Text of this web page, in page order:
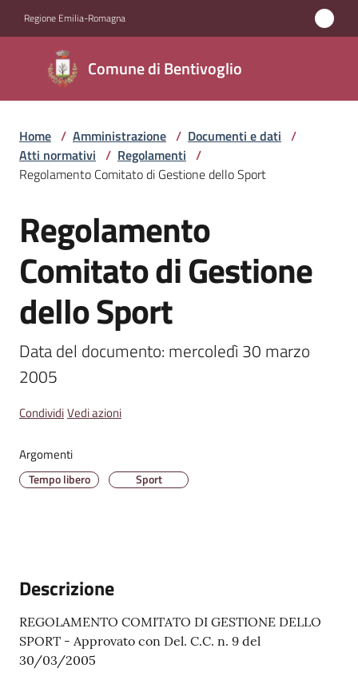
Regione Emilia-Romagna
Comune di Bentivoglio
Comune di
Bentivoglio
Amministrazione
Menu selezionato
Servizi
Vivere
Bentivoglio
Trasparente
A
l
t
o
r
i
o
Home / Amministrazione / Documenti e dati /
Atti normativi / Regolamenti /
Regolamento Comitato di Gestione dello Sport
Salta al contenuto
Regolamento
Comitato di Gestione
dello Sport
Data del documento: mercoledì 30 marzo
2005
CondividiVedi azioni
Argomenti
Tempo libero Sport
Descrizione
REGOLAMENTO COMITATO DI GESTIONE DELLO
SPORT - Approvato con Del. C.C. n. 9 del
30/03/2005